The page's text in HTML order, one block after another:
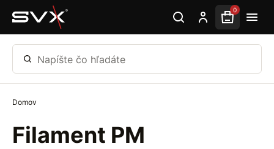
Preskočiť na hlavný obsah 0
Napíšte čo hľadáte
Domov
Filament PM